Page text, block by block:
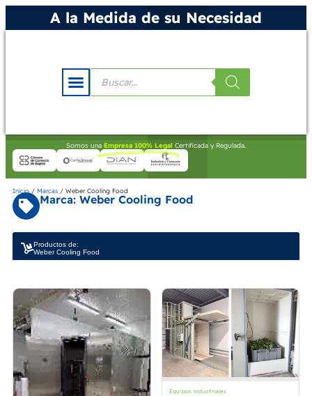
A la Medida de su Necesidad
Somos una Empresa 100% Legal Certificada y Regulada.
Inicio / Marcas / Weber Cooling Food
Marca: Weber Cooling Food
Productos de:
Weber Cooling Food
Equipos industriales